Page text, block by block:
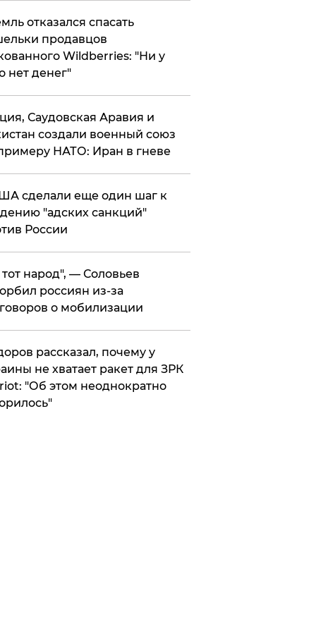
отказался спасать
продавцов
Wildberries: "Ни у
нет денег"
Саудовская Аравия и
создали военный союз
НАТО: Иран в гневе
сделали еще один шаг к
"адских санкций"
России
народ", — Соловьев
россиян из-за
о мобилизации
рассказал, почему у
не хватает ракет для ЗРК
"Об этом неоднократно